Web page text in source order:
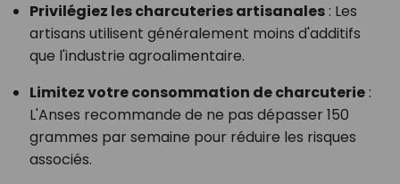
Privilégiez les charcuteries artisanales: Les
artisans utilisent généralement moins d'additifs
que l'industrie agroalimentaire.
Limitez votre consommation de charcuterie:
L'Anses recommande de ne pas dépasser 150
grammes par semaine pour réduire les risques
associés.